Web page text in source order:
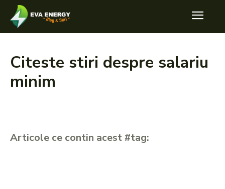
Citeste stiri despre salariu
minim
Articole ce contin acest #tag: